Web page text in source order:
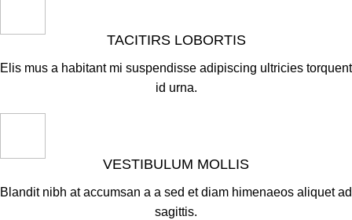
TACITIRS LOBORTIS
Elis mus a habitant mi suspendisse adipiscing ultricies torquent
id urna.
VESTIBULUM MOLLIS
Blandit nibh at accumsan a a sed et diam himenaeos aliquet ad
sagittis.